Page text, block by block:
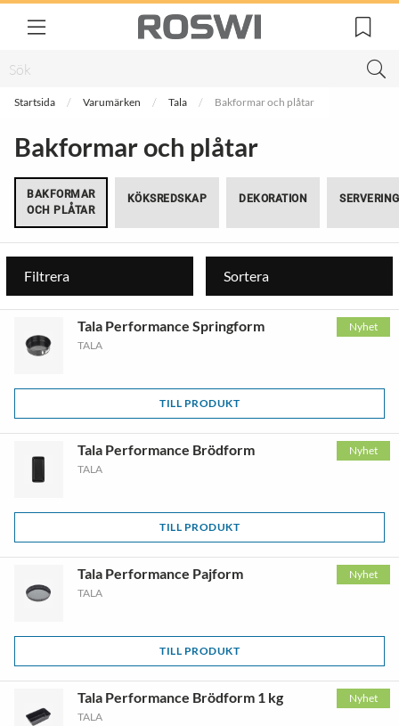
Startsida Varumärken Tala Bakformar och plåtar
Bakformar och plåtar
BAKFORMAR
OCH PLÅTAR
KÖKSREDSKAP DEKORATION SERVERING
Filtrera Sortera
Nyhet
Tala Performance Springform
TALA
TILL PRODUKT
Nyhet
Tala Performance Brödform
TALA
TILL PRODUKT
Nyhet
Tala Performance Pajform
TALA
TILL PRODUKT
Nyhet
Tala Performance Brödform 1 kg
TALA